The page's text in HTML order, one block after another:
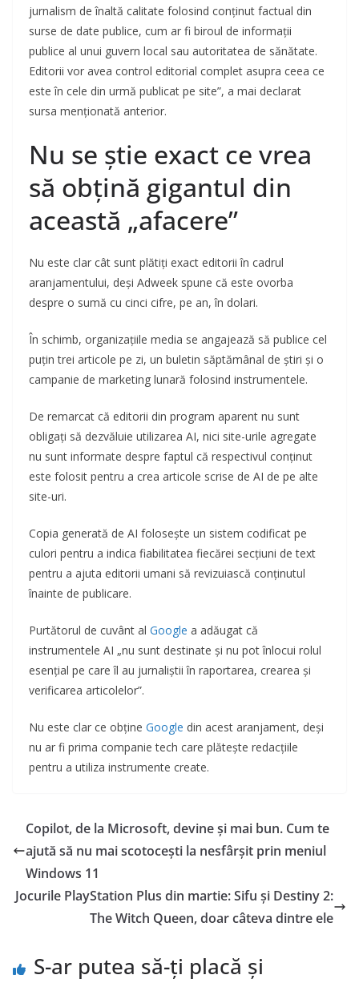
jurnalism de înaltă calitate folosind conținut factual din
surse de date publice, cum ar fi biroul de informații
publice al unui guvern local sau autoritatea de sănătate.
Editorii vor avea control editorial complet asupra ceea ce
este în cele din urmă publicat pe site”, a mai declarat
sursa menționată anterior.
Nu se știe exact ce vrea
să obțină gigantul din
această „afacere”
Nu este clar cât sunt plătiți exact editorii în cadrul
aranjamentului, deși Adweek spune că este ovorba
despre o sumă cu cinci cifre, pe an, în dolari.
În schimb, organizațiile media se angajează să publice cel
puțin trei articole pe zi, un buletin săptămânal de știri și o
campanie de marketing lunară folosind instrumentele.
De remarcat că editorii din program aparent nu sunt
obligați să dezvăluie utilizarea AI, nici site-urile agregate
nu sunt informate despre faptul că respectivul conținut
este folosit pentru a crea articole scrise de AI de pe alte
site-uri.
Copia generată de AI folosește un sistem codificat pe
culori pentru a indica fiabilitatea fiecărei secțiuni de text
pentru a ajuta editorii umani să revizuiască conținutul
înainte de publicare.
Purtătorul de cuvânt al Google a adăugat că
instrumentele AI „nu sunt destinate și nu pot înlocui rolul
esențial pe care îl au jurnaliștii în raportarea, crearea și
verificarea articolelor”.
Nu este clar ce obține Google din acest aranjament, deși
nu ar fi prima companie tech care plătește redacțiile
pentru a utiliza instrumente create.
Copilot, de la Microsoft, devine și mai bun. Cum te
ajută să nu mai scotocești la nesfârșit prin meniul
Windows 11
Jocurile PlayStation Plus din martie: Sifu și Destiny 2:
The Witch Queen, doar câteva dintre ele
S-ar putea să-ți placă și